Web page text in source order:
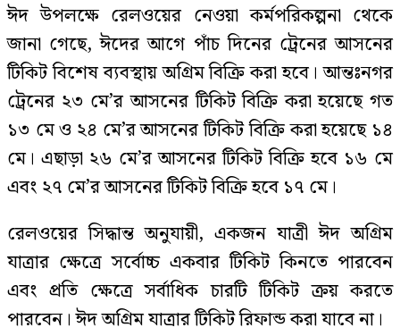
ঈদ উপলক্ষে রেলওয়ের নেওয়া কর্মপরিকল্পনা থেকে
জানা গেছে, ঈদের আগে পাঁচ দিনের ট্রেনের আসনের
টিকিট বিশেষ ব্যবস্থায় অগ্রিম বিক্রি করা হবে। আন্তঃনগর
ট্রেনের ২৩ মে’র আসনের টিকিট বিক্রি করা হয়েছে গত
১৩ মে ও ২৪ মে’র আসনের টিকিট বিক্রি করা হয়েছে ১৪
মে। এছাড়া ২৬ মে’র আসনের টিকিট বিক্রি হবে ১৬ মে
এবং ২৭ মে’র আসনের টিকিট বিক্রি হবে ১৭ মে।
রেলওয়ের সিদ্ধান্ত অনুযায়ী, একজন যাত্রী ঈদ অগ্রিম
যাত্রার ক্ষেত্রে সর্বোচ্চ একবার টিকিট কিনতে পারবেন
এবং প্রতি ক্ষেত্রে সর্বাধিক চারটি টিকিট ক্রয় করতে
পারবেন। ঈদ অগ্রিম যাত্রার টিকিট রিফান্ড করা যাবে না।